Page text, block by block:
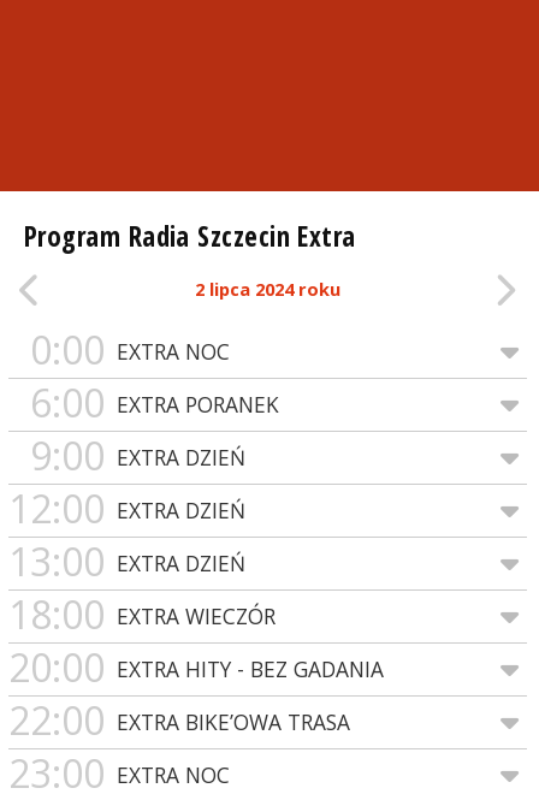
Program Radia Szczecin Extra
2 lipca 2024 roku
0:00 EXTRA NOC
6:00 EXTRA PORANEK
9:00 EXTRA DZIEŃ
12:00 EXTRA DZIEŃ
13:00 EXTRA DZIEŃ
18:00 EXTRA WIECZÓR
20:00 EXTRA HITY - BEZ GADANIA
22:00 EXTRA BIKE’OWA TRASA
23:00 EXTRA NOC